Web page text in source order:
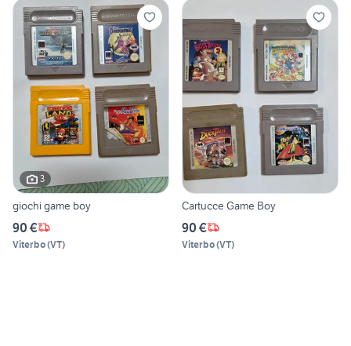
3
giochi game boy
90 €
Viterbo(VT)
Cartucce Game Boy
90 €
Viterbo(VT)